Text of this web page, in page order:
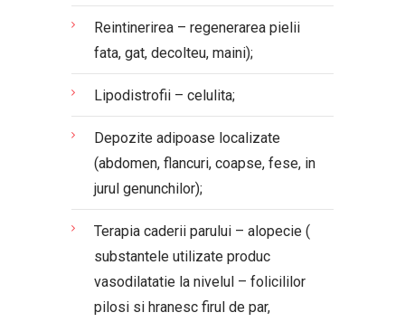
Reintinerirea – regenerarea pielii
fata, gat, decolteu, maini);
Lipodistrofii – celulita;
Depozite adipoase localizate
(abdomen, flancuri, coapse, fese, in
jurul genunchilor);
Terapia caderii parului – alopecie (
substantele utilizate produc
vasodilatatie la nivelul – folicililor
pilosi si hranesc firul de par,